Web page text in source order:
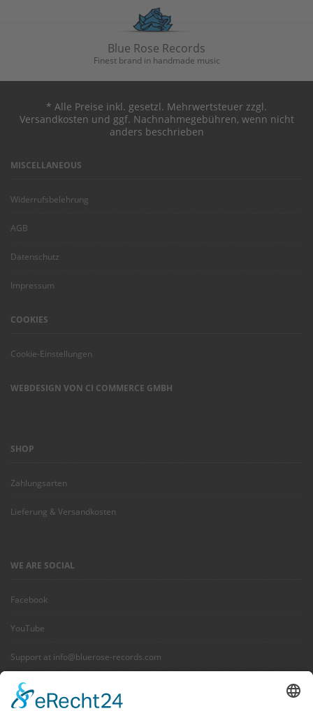
Blue Rose Records
Finest brand in handmade music
* Alle Preise inkl. gesetzl. Mehrwertsteuer zzgl.
Versandkosten und ggf. Nachnahmegebühren, wenn nicht
anders beschrieben
MISCELLANEOUS
Widerrufsbelehrung
AGB
Datenschutz
Impressum
COOKIES
Cookie-Einstellungen
WEBDESIGN VON CI COMMERCE GMBH
SHOP
Zahlungsarten
Lieferung & Versandkosten
WE ARE SOCIAL
Facebook
YouTube
Support at info@bluerose-records.com